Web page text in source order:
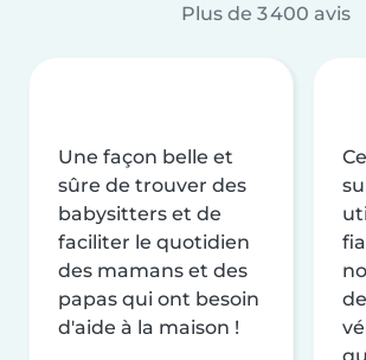
Plus de 3 400 avis
Une façon belle et
sûre de trouver des
babysitters et de
faciliter le quotidien
des mamans et des
papas qui ont besoin
d'aide à la maison !